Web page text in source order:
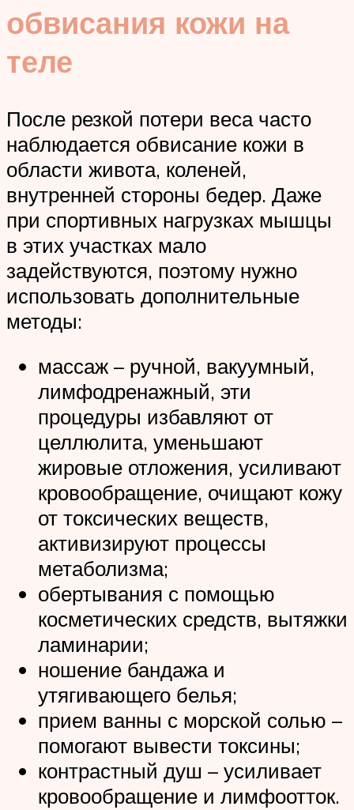
обвисания кожи на
теле
После резкой потери веса часто
наблюдается обвисание кожи в
области живота, коленей,
внутренней стороны бедер. Даже
при спортивных нагрузках мышцы
в этих участках мало
задействуются, поэтому нужно
использовать дополнительные
методы:
массаж – ручной, вакуумный,
лимфодренажный, эти
процедуры избавляют от
целлюлита, уменьшают
жировые отложения, усиливают
кровообращение, очищают кожу
от токсических веществ,
активизируют процессы
метаболизма;
обертывания с помощью
косметических средств, вытяжки
ламинарии;
ношение бандажа и
утягивающего белья;
прием ванны с морской солью –
помогают вывести токсины;
контрастный душ – усиливает
кровообращение и лимфоотток.